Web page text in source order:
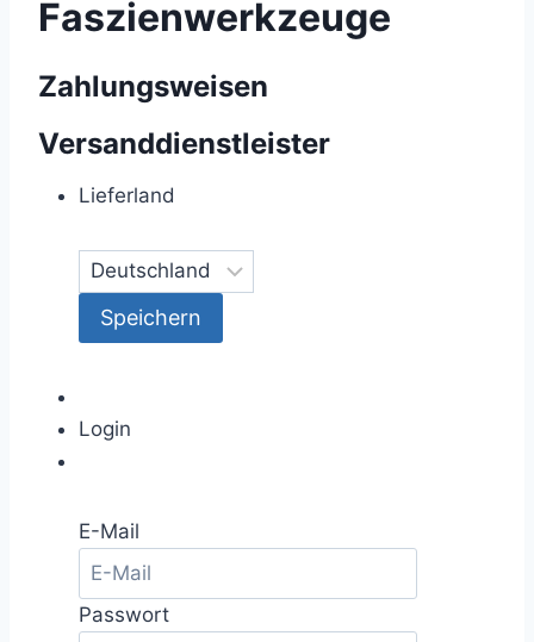
Faszienwerkzeuge
Zahlungsweisen
Versanddienstleister
Lieferland
Login
E-Mail
Passwort